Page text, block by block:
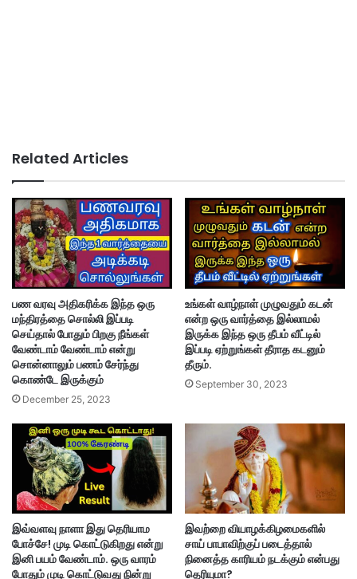
Related Articles
பண வரவு அதிகரிக்க இந்த ஒரு
மந்திரத்தை சொல்லி இப்படி
செய்தால் போதும் பிறகு நீங்கள்
வேண்டாம் வேண்டாம் என்று
சொன்னாலும் பணம் சேர்ந்து
கொண்டே இருக்கும்
December 25, 2023
உங்கள் வாழ்நாள் முழுவதும் கடன்
என்ற ஒரு வார்த்தை இல்லாமல்
இருக்க இந்த ஒரு தீபம் வீட்டில்
இப்படி ஏற்றுங்கள் தீராத கடனும்
தீரும்.
September 30, 2023
இவ்வளவு நாளா இது தெரியாம
போச்சே! முடி கொட்டுகிறது என்று
இனி பயம் வேண்டாம். ஒரு வாரம்
போதும் முடி கொட்டுவது நின்று
இவற்றை வியாழக்கிழமைகளில்
சாய் பாபாவிற்குப் படைத்தால்
நினைத்த காரியம் நடக்கும் என்பது
தெரியுமா?